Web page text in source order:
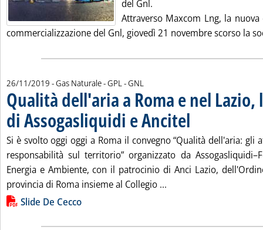
del Gnl.
Attraverso Maxcom Lng, la
commercializzazione del Gnl, giovedì 21 novembre scorso la
26/11/2019 - Gas Naturale - GPL - GNL
Qualità dell'aria a Roma e nel
di Assogasliquidi e Ancitel
Si è svolto oggi oggi a Roma il convegno “Qualità dell'aria: gli
responsabilità sul territorio” organizzato da
Energia e Ambiente, con il patrocinio di Anci Lazio,
provincia di Roma insieme al Collegio ...
Lista allegati PDF alla notizia
Slide De Cecco